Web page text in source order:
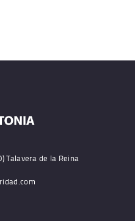
Talavera de la Reina